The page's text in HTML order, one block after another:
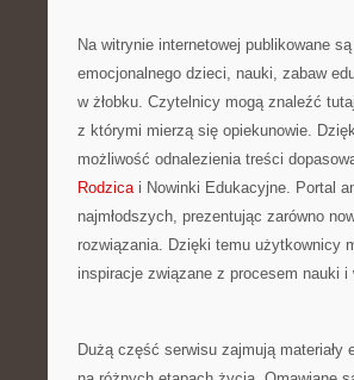
Na witrynie internetowej publikowane
emocjonalnego dzieci, nauki, zabaw
w żłobku. Czytelnicy mogą znaleźć
z którymi mierzą się opiekunowie.
możliwość odnalezienia treści
Rodzicai Nowinki Edukacyjne. Portal
najmłodszych, prezentując zarówno
rozwiązania. Dzięki temu użytkownicy
inspiracje związane z procesem nauki i
Dużą część serwisu zajmują